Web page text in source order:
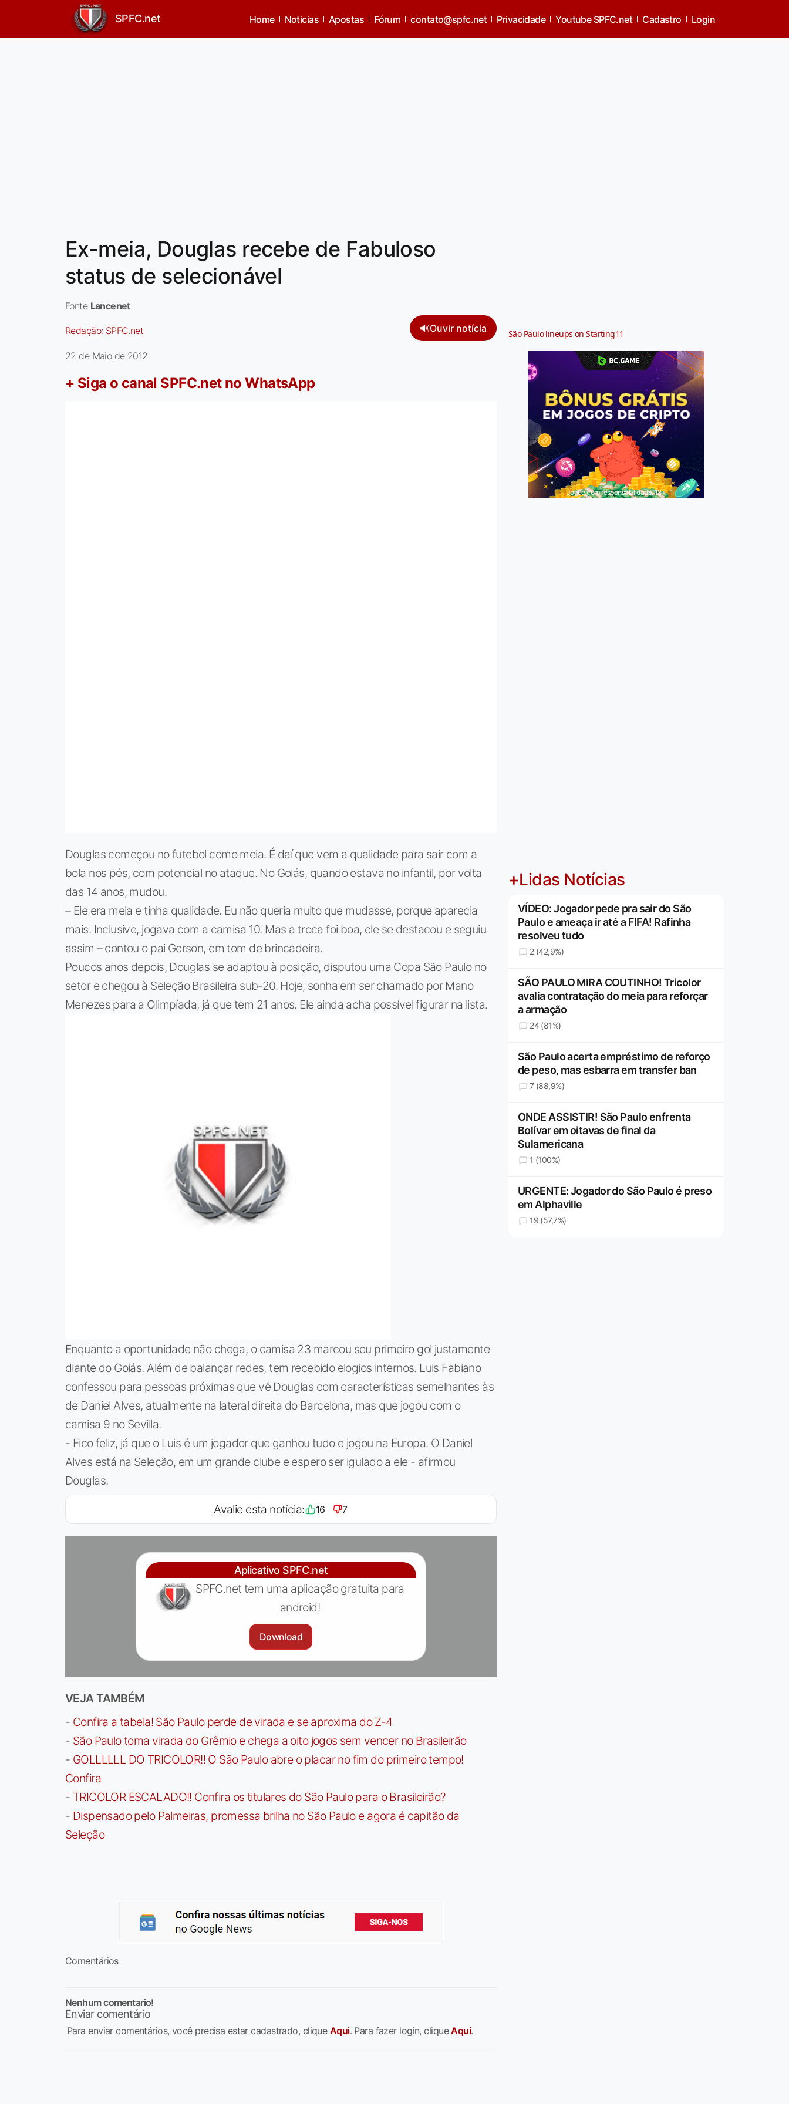
SPFC.net Home Noticias Apostas Fórum contato@spfc.net Privacidade Youtube SPFC.net Cadastro Login
Ex-meia, Douglas recebe de Fabuloso
status de selecionável
Fonte Lancenet
Redação: SPFC.net 🔊Ouvir notícia
22 de Maio de 2012
+ Siga o canal SPFC.net no WhatsApp
Douglas começou no futebol como meia. É daí que vem a qualidade para sair com a
bola nos pés, com potencial no ataque. No Goiás, quando estava no infantil, por volta
das 14 anos, mudou.
– Ele era meia e tinha qualidade. Eu não queria muito que mudasse, porque aparecia
mais. Inclusive, jogava com a camisa 10. Mas a troca foi boa, ele se destacou e seguiu
assim – contou o pai Gerson, em tom de brincadeira.
Poucos anos depois, Douglas se adaptou à posição, disputou uma Copa São Paulo no
setor e chegou à Seleção Brasileira sub-20. Hoje, sonha em ser chamado por Mano
Menezes para a Olimpíada, já que tem 21 anos. Ele ainda acha possível figurar na lista.
Enquanto a oportunidade não chega, o camisa 23 marcou seu primeiro gol justamente
diante do Goiás. Além de balançar redes, tem recebido elogios internos. Luis Fabiano
confessou para pessoas próximas que vê Douglas com características semelhantes às
de Daniel Alves, atualmente na lateral direita do Barcelona, mas que jogou com o
camisa 9 no Sevilla.
- Fico feliz, já que o Luis é um jogador que ganhou tudo e jogou na Europa. O Daniel
Alves está na Seleção, em um grande clube e espero ser igulado a ele - afirmou
Douglas.
Avalie esta notícia: 16 7
Aplicativo SPFC.net
SPFC.net tem uma aplicação gratuita para
android!
Download
VEJA TAMBÉM
- Confira a tabela! São Paulo perde de virada e se aproxima do Z-4
- São Paulo toma virada do Grêmio e chega a oito jogos sem vencer no Brasileirão
- GOLLLLLL DO TRICOLOR!! O São Paulo abre o placar no fim do primeiro tempo!
Confira
- TRICOLOR ESCALADO!! Confira os titulares do São Paulo para o Brasileirão?
- Dispensado pelo Palmeiras, promessa brilha no São Paulo e agora é capitão da
Seleção
Comentários
Nenhum comentario!
Enviar comentário
Para enviar comentários, você precisa estar cadastrado, clique Aqui. Para fazer login, cliqueAqui.
São Paulo lineups on Starting11
Jogue com responsabilidade. 18+
+Lidas Notícias
VÍDEO: Jogador pede pra sair do São
Paulo e ameaça ir até a FIFA! Rafinha
resolveu tudo
2 (42,9%)
SÃO PAULO MIRA COUTINHO! Tricolor
avalia contratação do meia para reforçar
a armação
24 (81%)
São Paulo acerta empréstimo de reforço
de peso, mas esbarra em transfer ban
7 (88,9%)
ONDE ASSISTIR! São Paulo enfrenta
Bolívar em oitavas de final da
Sulamericana
1 (100%)
URGENTE: Jogador do São Paulo é preso
em Alphaville
19 (57,7%)